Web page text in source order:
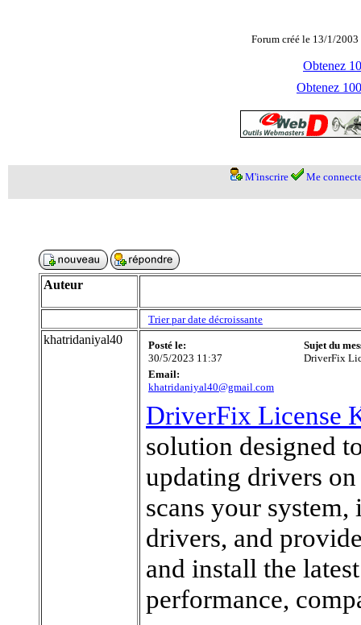
Forum créé le 13/1/
Obtenez
Obtenez
M'inscrire Me
Auteur
Trier par date décroissante
khatridaniyal40
Posté le:
30/5/2023 11:37
Sujet du
DriverFix
Email:
khatridaniyal40@gmail.com
DriverFix License
solution designed
updating drivers
scans your
drivers, and
and install the
performance,